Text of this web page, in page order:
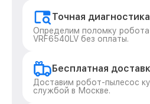
Точная диагностика
Определим поломку
VRF6540LV без оплаты.
Бесплатная
Доставим робот-пылесос
службой в Москве.